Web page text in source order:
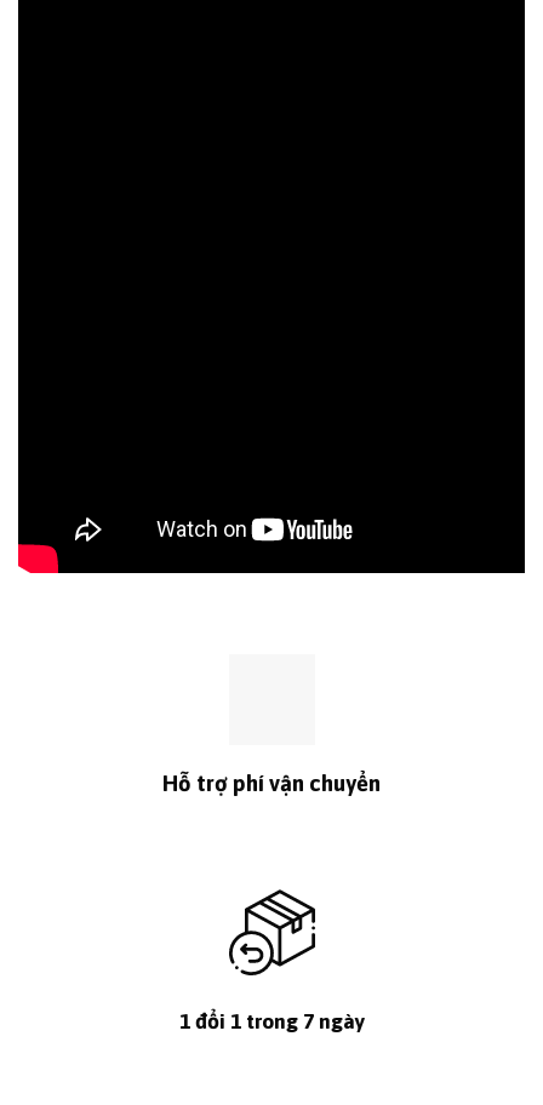
Hỗ trợ phí vận chuyển
1 đổi 1 trong 7 ngày